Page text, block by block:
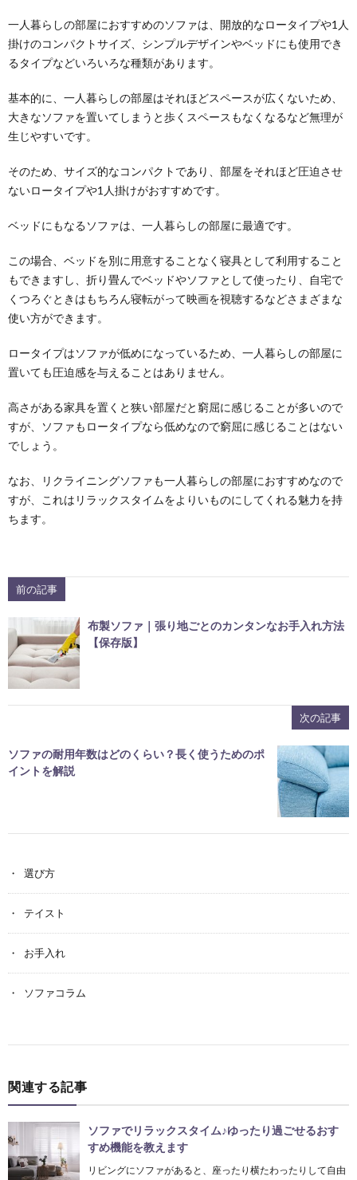
一人暮らしの部屋におすすめのソファは、開放的なロータイプや1人
掛けのコンパクトサイズ、シンプルデザインやベッドにも使用でき
るタイプなどいろいろな種類があります。
基本的に、一人暮らしの部屋はそれほどスペースが広くないため、
大きなソファを置いてしまうと歩くスペースもなくなるなど無理が
生じやすいです。
そのため、サイズ的なコンパクトであり、部屋をそれほど圧迫させ
ないロータイプや1人掛けがおすすめです。
ベッドにもなるソファは、一人暮らしの部屋に最適です。
この場合、ベッドを別に用意することなく寝具として利用すること
もできますし、折り畳んでベッドやソファとして使ったり、自宅で
くつろぐときはもちろん寝転がって映画を視聴するなどさまざまな
使い方ができます。
ロータイプはソファが低めになっているため、一人暮らしの部屋に
置いても圧迫感を与えることはありません。
高さがある家具を置くと狭い部屋だと窮屈に感じることが多いので
すが、ソファもロータイプなら低めなので窮屈に感じることはない
でしょう。
なお、リクライニングソファも一人暮らしの部屋におすすめなので
すが、これはリラックスタイムをよりいものにしてくれる魅力を持
ちます。
前の記事
布製ソファ｜張り地ごとのカンタンなお手入れ方法
【保存版】
次の記事
ソファの耐用年数はどのくらい？長く使うためのポ
イントを解説
選び方
テイスト
お手入れ
ソファコラム
関連する記事
ソファでリラックスタイム♪ゆったり過ごせるおす
すめ機能を教えます
リビングにソファがあると、座ったり横たわったりして自由